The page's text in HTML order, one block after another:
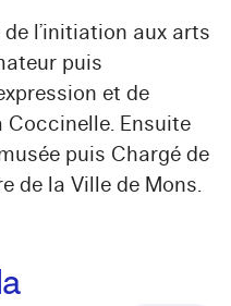
l’initiation aux arts
puis
et de
Ensuite
puis Chargé de
de la Ville de Mons.